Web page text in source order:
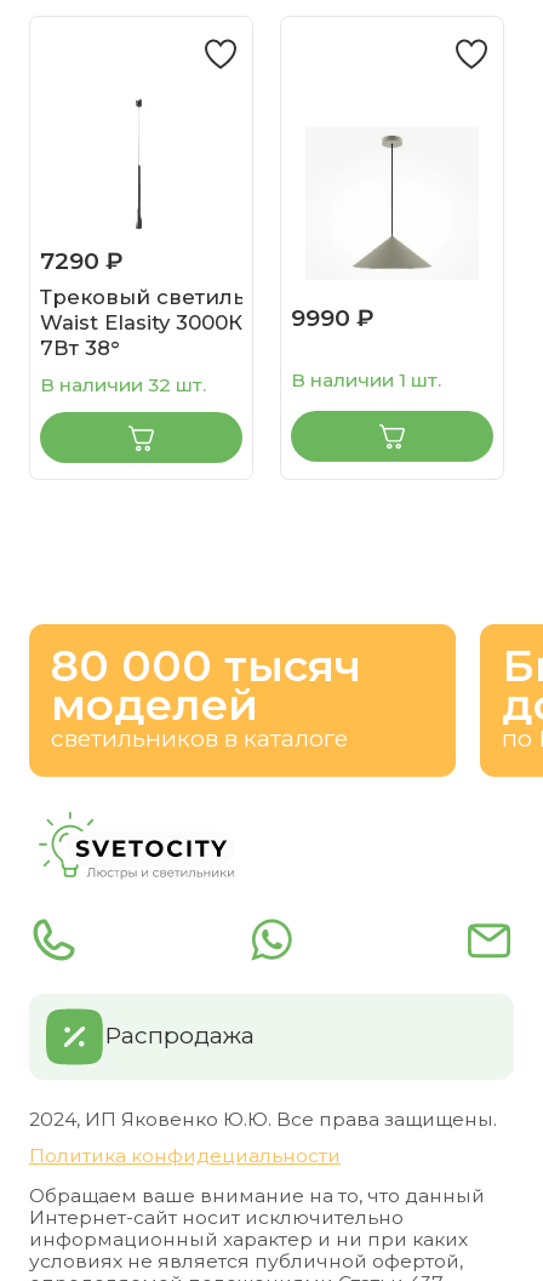
7290 ₽
Трековый светильник
Waist Elasity 3000К
7Вт 38°
В наличии 32 шт.
9990 ₽
В наличии 1 шт.
80 000 тысяч
моделей
светильников в каталоге по
Распродажа
2024, ИП Яковенко Ю.Ю. Все права защищены.
Политика конфидециальности
Обращаем ваше внимание на то, что данный
Интернет-сайт носит исключительно
информационный характер и ни при каких
условиях не является публичной офертой,